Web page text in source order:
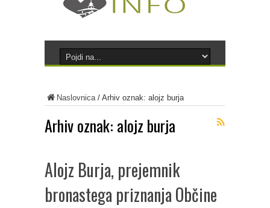
Naslovnica/ Arhiv oznak: alojz burja
Arhiv oznak: alojz burja
Alojz Burja, prejemnik
bronastega priznanja Občine